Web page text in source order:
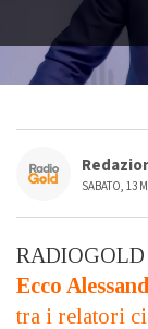
SABATO, 13
RADIOGOLD
Ecco
tra i relatori ci